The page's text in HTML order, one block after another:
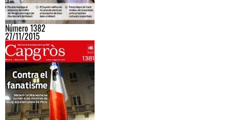
Número 1382
27/11/2015